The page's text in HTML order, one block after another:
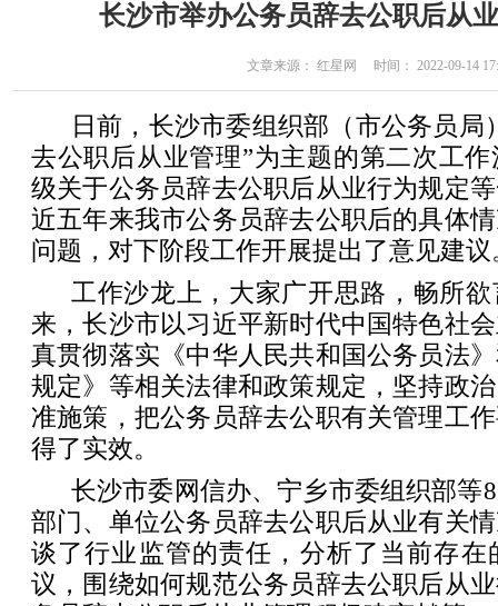
长沙市举办公务员辞去公职后从
文章来源： 红星网 时间： 2022-09-14
日前，长沙市委组织部（市公务员局
去公职后从业管理”为主题的第二次工
级关于公务员辞去公职后从业行为规定
近五年来我市公务员辞去公职后的具体
问题，对下阶段工作开展提出了意见建议
工作沙龙上，大家广开思路，畅所
来，长沙市以习近平新时代中国特色社
真贯彻落实《中华人民共和国公务员法
规定》等相关法律和政策规定，坚持政
准施策，把公务员辞去公职有关管理工
得了实效。
长沙市委网信办、宁乡市委组织部等
部门、单位公务员辞去公职后从业有关
谈了行业监管的责任，分析了当前存在
议，围绕如何规范公务员辞去公职后从